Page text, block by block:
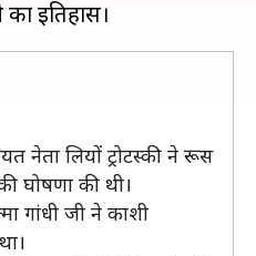
नेता लियों ट्रोटस्की ने रूस
घोषणा की थी।
गांधी जी ने काशी